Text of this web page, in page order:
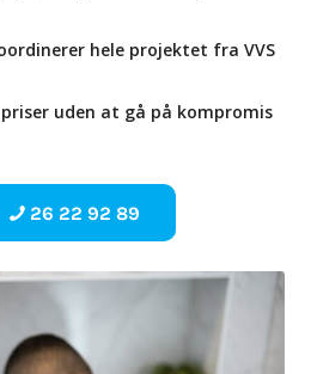
hele projektet fra VVS
uden at gå på kompromis
26 22 92 89